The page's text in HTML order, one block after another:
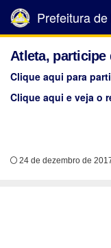
Prefeitura
Atleta, participe
Clique aqui para
Clique aqui e veja o
24 de dezembro de